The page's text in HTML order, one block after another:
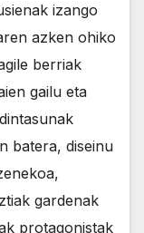
izango
azken ohiko
berriak
gailu eta
batera, diseinu
gardenak
protagonistak